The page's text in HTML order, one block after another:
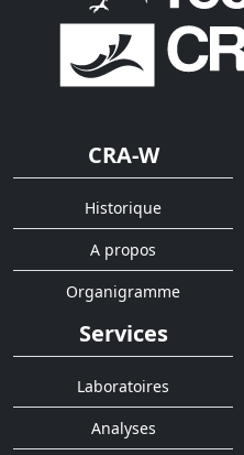
CRA-W
Historique
A propos
Organigramme
Services
Laboratoires
Analyses